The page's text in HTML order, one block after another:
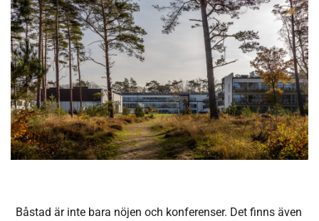
Båstad är inte bara nöjen och konferenser. Det finns även